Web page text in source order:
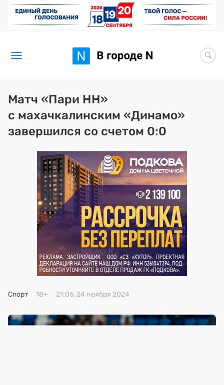
Новости
Статьи
Здоровье
BORЩ
Искусство исцелять
Премия 2026 (текущая)
Премия 2025
Эксперты
Матч «Пари НН»
с махачкалинским «Динамо»
завершился со счетом 0:0
Спорт 18+ 21:06, 24 ноября 2024